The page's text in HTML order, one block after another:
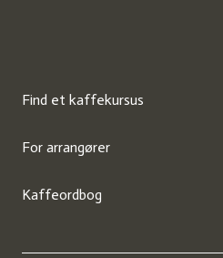
Find et kaffekursus
For arrangører
Kaffeordbog